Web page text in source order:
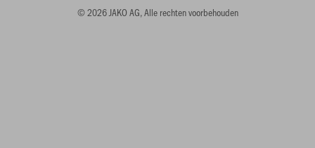
© 2026 JAKO AG, Alle rechten voorbehouden